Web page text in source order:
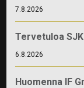
7.8.2026
Tervetuloa
6.8.2026
Huomenna IF